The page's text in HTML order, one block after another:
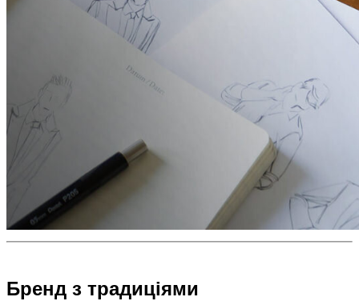
Бренд з традиціями